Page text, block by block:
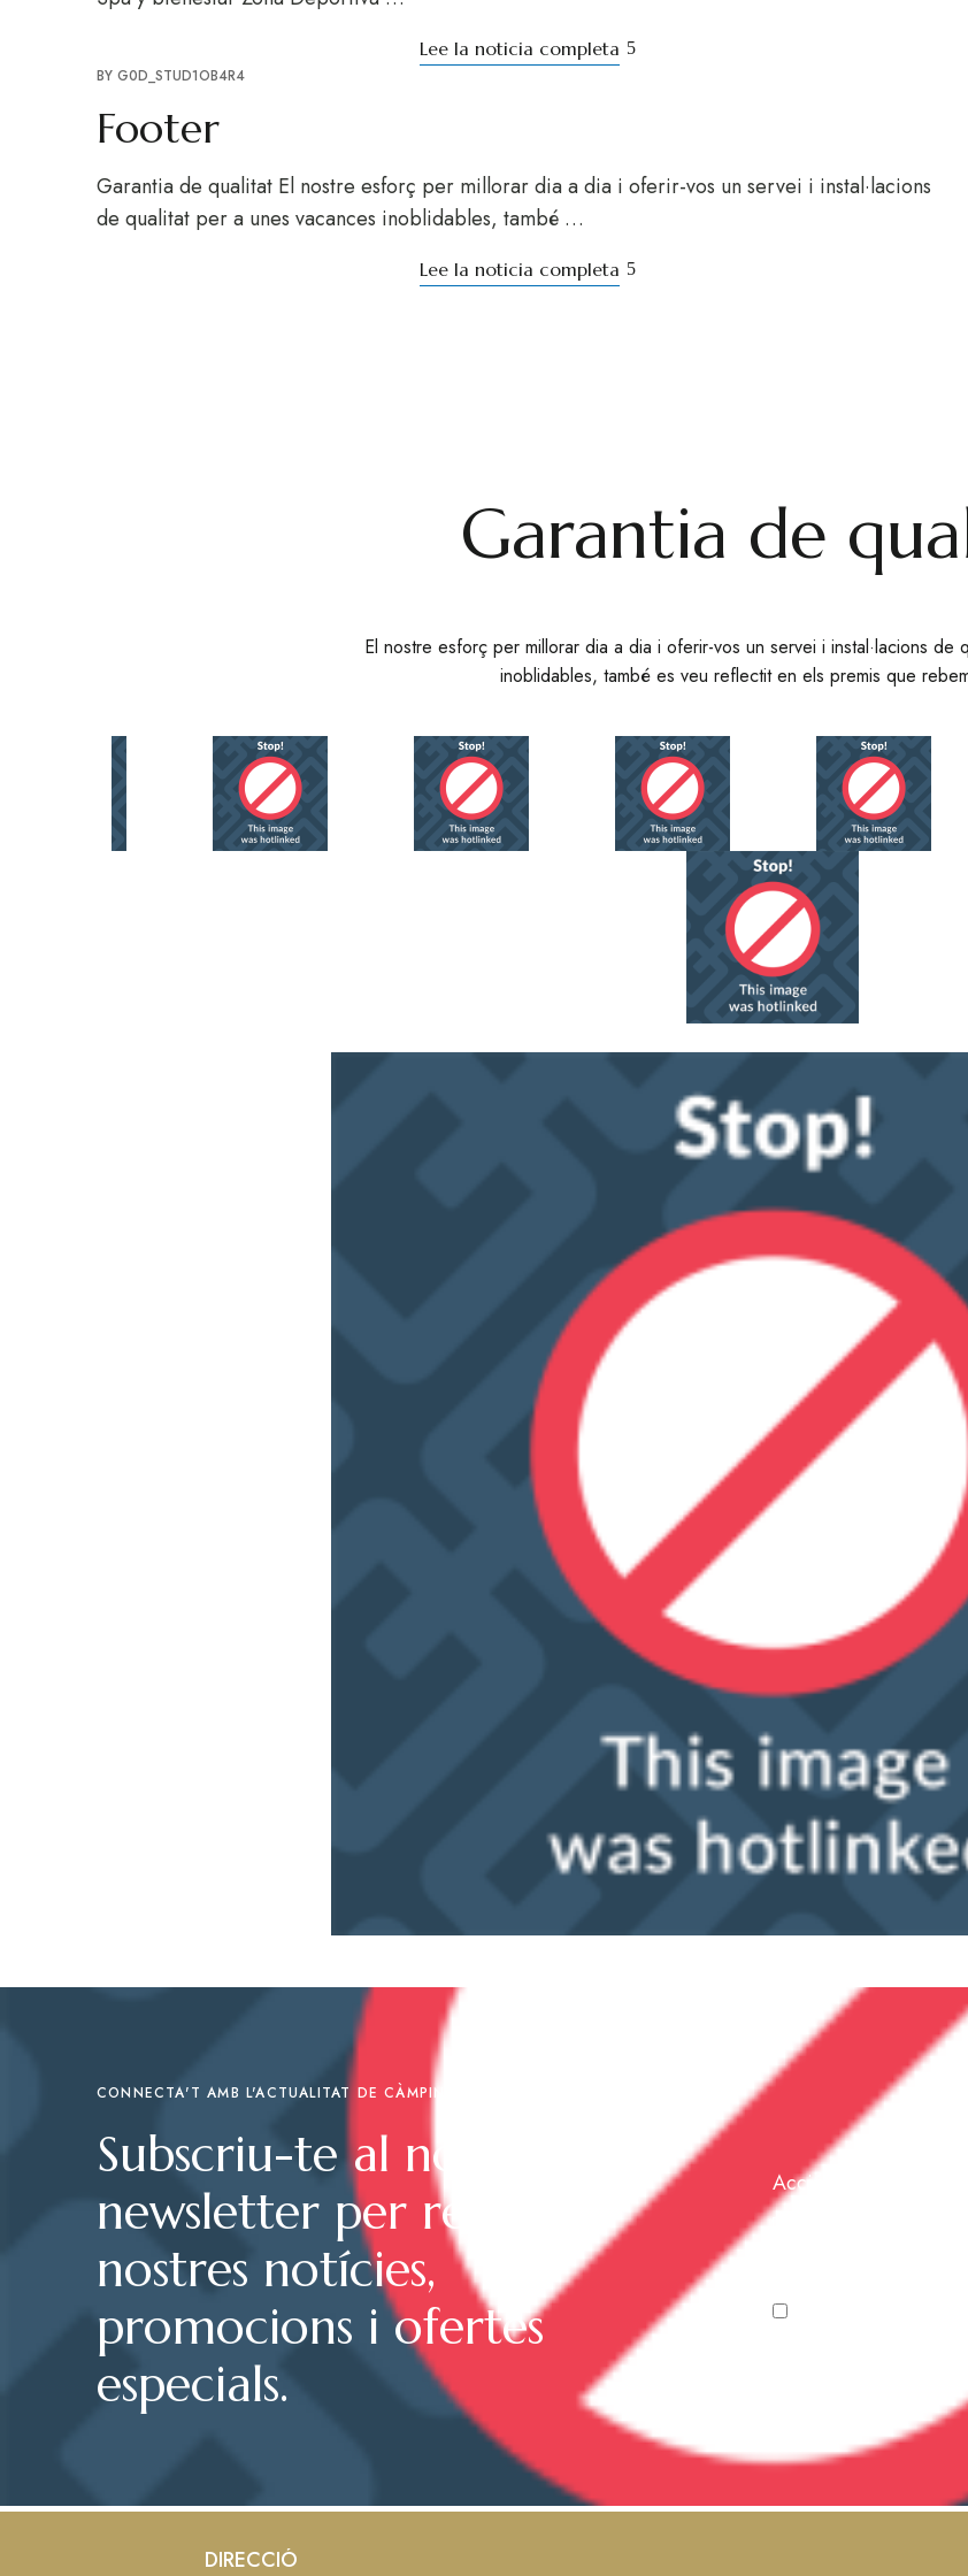
Lee la noticia completa
BY G0D_STUD1OB4R4
Footer
Garantia de qualitat El nostre esforç per millorar dia a dia i oferir-vos un servei i instal·lacions
de qualitat per a unes vacances inoblidables, també …
Lee la noticia completa
Garantia de
El nostre esforç per millorar dia a dia i oferir-vos un servei i instal·lacions de
inoblidables, també es veu reflectit en els premis que
CONNECTA'T AMB L'ACTUALITAT DE CÀMPING PLAYA BARA
Subscriu-te al nostre
newsletter per rebre les
nostres notícies,
promocions i ofertes
especials.
Acción del formulario
DIRECCIÓ